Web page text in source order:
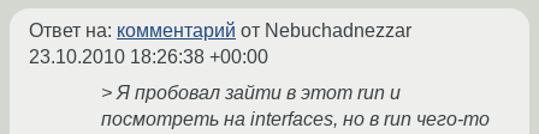
Ответ на: комментарий от Nebuchadnezzar
23.10.2010 18:26:38 +00:00
> Я пробовал зайти в этот run и
посмотреть на interfaces, но в run чего-то